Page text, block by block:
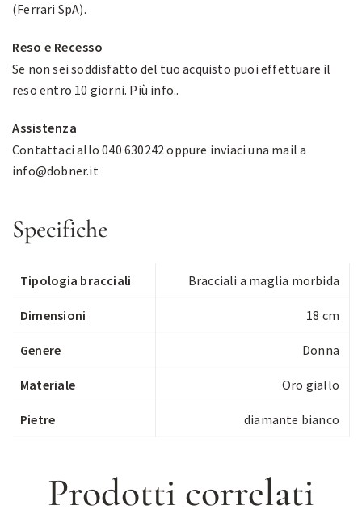
(Ferrari SpA).
Reso e Recesso
Se non sei soddisfatto del tuo acquisto puoi effettuare il
reso entro 10 giorni. Più info..
Assistenza
Contattaci allo 040 630242 oppure inviaci una mail a
info@dobner.it
Specifiche
Tipologia bracciali Bracciali a maglia morbida
Dimensioni 18 cm
Genere Donna
Materiale Oro giallo
Pietre diamante bianco
Prodotti correlati